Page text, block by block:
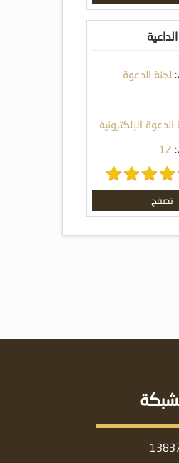
لجنة الدعوة
الدعوة الإلكترونية
12
تصفح